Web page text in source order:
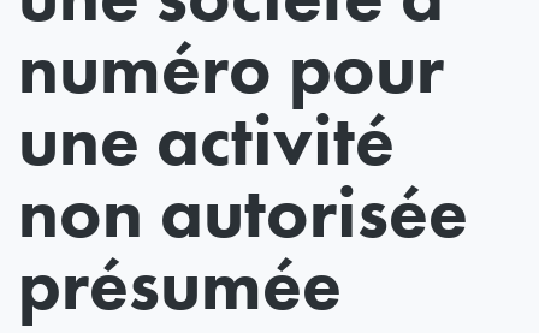
numéro pour
une activité
non autorisée
présumée